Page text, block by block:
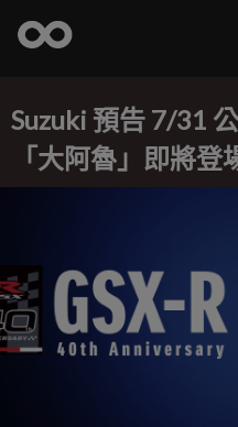
Suzuki 預告 7/31
「大阿魯」即將登